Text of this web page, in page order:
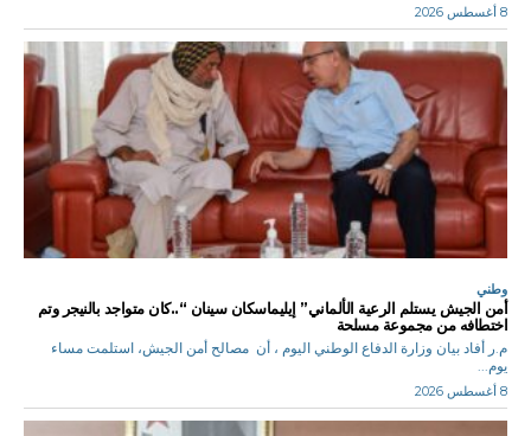
8 أغسطس 2026
وطني
أمن الجيش يستلم الرعية الألماني” إيليماسكان سينان “..كان متواجد بالنيجر وتم
اختطافه من مجموعة مسلحة
م.ر أفاد بيان وزارة الدفاع الوطني اليوم ، أن مصالح أمن الجيش، استلمت مساء
يوم...
8 أغسطس 2026